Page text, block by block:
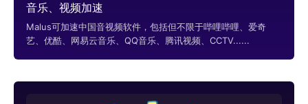
音乐、视频加速
Malus可加速中国音视频软件，包括但不限于哔哩哔哩、爱奇
艺、优酷、网易云音乐、QQ音乐、腾讯视频、CCTV......